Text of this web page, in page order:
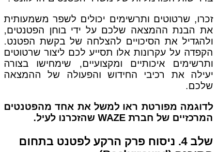
זכרו, שרטוטים ותרשימים יכולים לשפר משמעותית
את הבנת ההמצאה שלכם על ידי בוחן הפטנטים,
ולהגדיל את הסיכויים להצלחה של בקשת הפטנט.
הקפדה על עקרונות אלו תסייע לכם ליצור שרטוטים
ותרשימים איכותיים ומקצועיים, שימחישו בצורה
יעילה את רכיבי החידוש והפעולה של ההמצאה
שלכם.
לדוגמה מפורטת ראו למשל את אחד מהפטנטים
המרכזיים של חברת WAZE שהזכרנו לעיל.
שלב 4. ניסוח פרק הרקע לפטנט בתחום